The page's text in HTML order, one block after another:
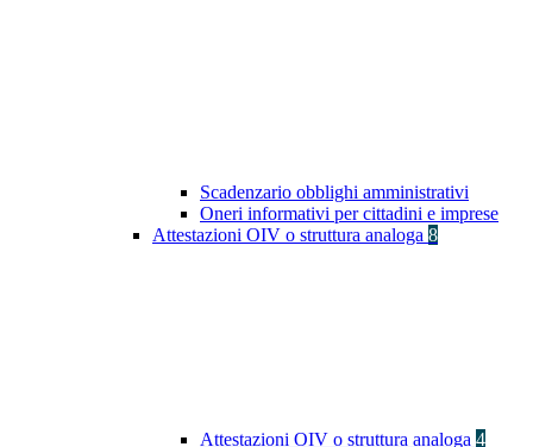
Scadenzario obblighi amministrativi
Oneri informativi per cittadini e imprese
Attestazioni OIV o struttura analoga 8
Attestazioni OIV o struttura analoga 4